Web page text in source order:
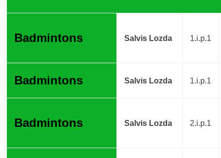
Badmintons Salvis Lozda 1.i.p.1
Badmintons Salvis Lozda 1.i.p.1
Badmintons Salvis Lozda 2.i.p.1